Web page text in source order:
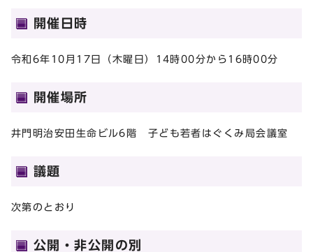
開催日時
令和6年10月17日（木曜日）14時00分から16時00分
開催場所
井門明治安田生命ビル6階 子ども若者はぐくみ局会議室
議題
次第のとおり
公開・非公開の別